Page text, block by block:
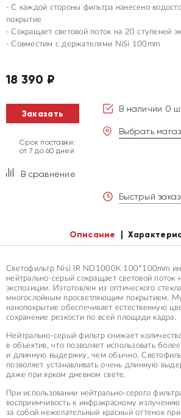
С каждой стороны фильтра нанесено
покрытие
Сокращает световой поток на 20 ступеней
Совместим с держателями NiSi 100mm
18 390 ₽
Заказать
Срок поставки:
от 7 до 60 дней
В сравнение
В наличии 0
Выбрать
Быстрый заказ
Описание
Светофильтр Nisi IR ND1000К 100*100mm
нейтрально-серый сокращает световой поток
экспозиции. Изготовлен из оптического
многослойным просветляющим покрытием.
нанопокрытие обеспечивает естественную
сохранение резкости по всей площади кадра.
Нейтрально-серый фильтр снижает
в объектив, что позволяет использовать
и длинную выдержку, чем обычно.
позволяет устанавливать очень длинную
даже при ярком дневном свете.
При использовании нейтрально-серого
восприимчивость к инфракрасному
за собой нежелательный красный оттенок